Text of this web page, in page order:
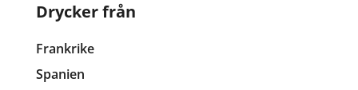
Drycker från
Frankrike
Spanien